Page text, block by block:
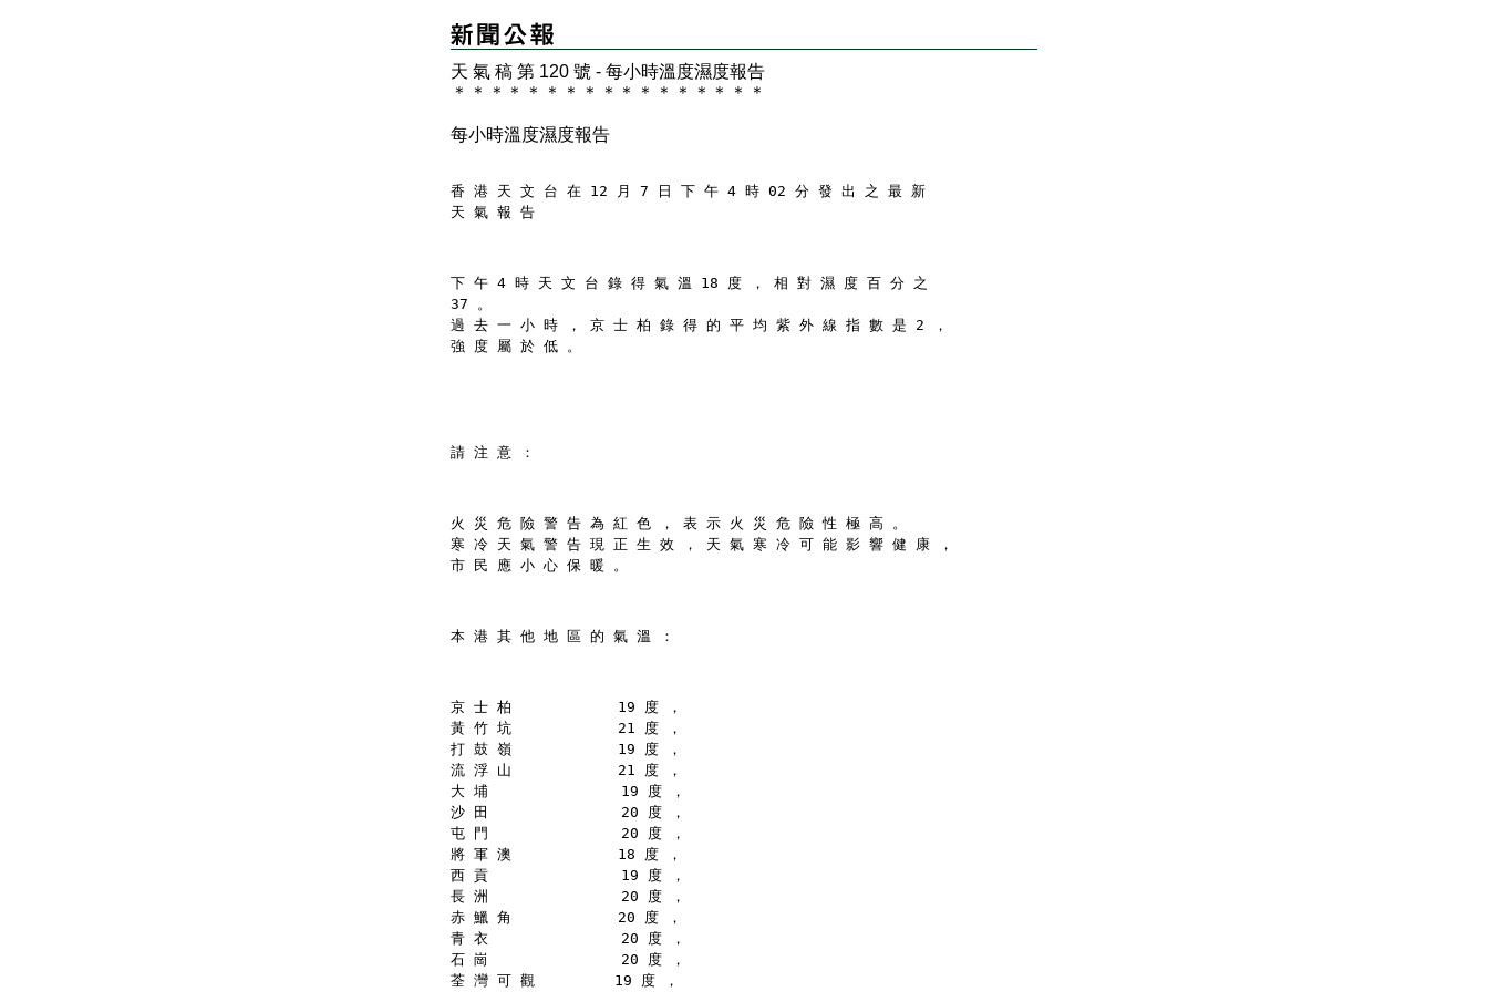
天 氣 稿 第 120 號 - 每小時溫度濕度報告
＊
＊ ＊ ＊ ＊ ＊ ＊ ＊ ＊ ＊ ＊ ＊ ＊ ＊ ＊ ＊ ＊
每小時溫度濕度報告
香 港 天 文 台 在 12 月 7 日 下 午 4 時 02 分 發 出 之 最 新
天 氣 報 告
下 午 4 時 天 文 台 錄 得 氣 溫 18 度 ， 相 對 濕 度 百 分 之
37 。
過 去 一 小 時 ， 京 士 柏 錄 得 的 平 均 紫 外 線 指 數 是 2 ，
強 度 屬 於 低 。
請 注 意 ：
火 災 危 險 警 告 為 紅 色 ， 表 示 火 災 危 險 性 極 高 。
寒 冷 天 氣 警 告 現 正 生 效 ， 天 氣 寒 冷 可 能 影 響 健 康 ，
市 民 應 小 心 保 暖 。
本 港 其 他 地 區 的 氣 溫 ：
京 士 柏            19 度 ，
黃 竹 坑            21 度 ，
打 鼓 嶺            19 度 ，
流 浮 山            21 度 ，
大 埔               19 度 ，
沙 田               20 度 ，
屯 門               20 度 ，
將 軍 澳            18 度 ，
西 貢               19 度 ，
長 洲               20 度 ，
赤 鱲 角            20 度 ，
青 衣               20 度 ，
石 崗               20 度 ，
荃 灣 可 觀         19 度 ，